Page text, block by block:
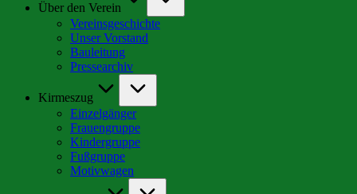
Über den Verein
Vereinsgeschichte
Unser Vorstand
Bauleitung
Pressearchiv
Kirmeszug
Einzelgänger
Frauengruppe
Kindergruppe
Fußgruppe
Motivwagen